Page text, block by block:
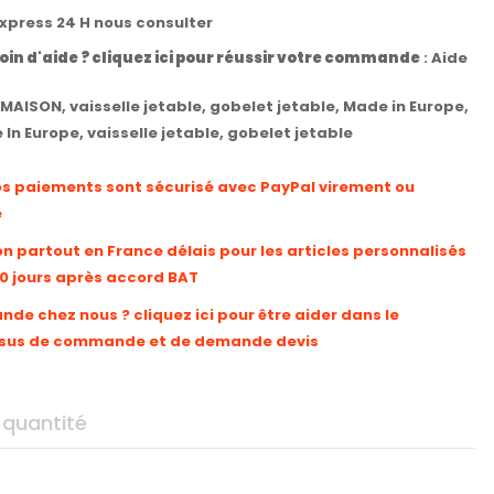
24 H nous consulter
d'aide ? cliquez ici pour réussir votre commande: Aide
MAISON, vaisselle jetable, gobelet jetable, Made in Europe,
Europe, vaisselle jetable, gobelet jetable
paiements sont sécurisé avec PayPal virement ou
partout en France délais pour les articles personnalisés
jours après accord BAT
chez nous ? cliquez ici pour être aider dans le
de commande et de demande devis
quantité